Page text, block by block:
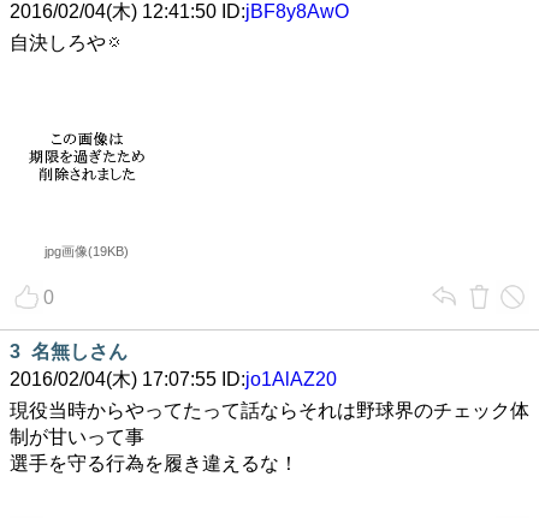
2016/02/04(木) 12:41:50 ID:jBF8y8AwO
自決しろや
jpg画像(19KB)
0
3 名無しさん
2016/02/04(木) 17:07:55 ID:jo1AlAZ20
現役当時からやってたって話ならそれは野球界のチェック体
制が甘いって事
選手を守る行為を履き違えるな！